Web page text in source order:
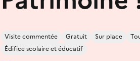
Visite commentée Gratuit Sur place
Édifice scolaire et éducatif